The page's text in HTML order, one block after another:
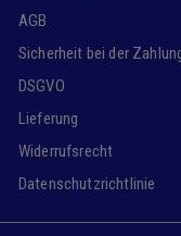
AGB
Sicherheit bei der
DSGVO
Lieferung
Widerrufsrecht
Datenschutzrichtlinie